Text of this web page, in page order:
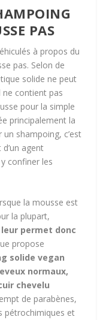
PAS
à propos du
pas. Selon de
solide ne peut
ne contient pas
pour la simple
principalement la
shampoing, c’est
agent
confiner les
la mousse est
la plupart,
permet donc
propose
solide vegan
normaux,
chevelu
de parabènes,
pétrochimiques et